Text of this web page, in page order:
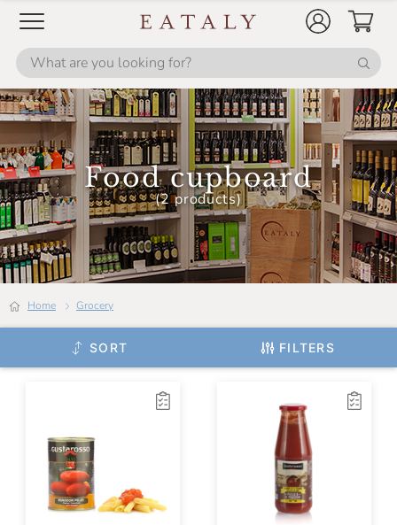
Food cupboard
(2 products)
Home Grocery
SORT FILTERS
Golosi Di Salute
Il Mercante Di Spezie
Il Mongetto
Il Vallino
Italpesto
La Nicchia
La Valletta
Masseria Mirogallo
Mulino Marino
Niasca Portofino
Olearia San Giorgio
Olio Barbera
Olis Geraci
Pariani